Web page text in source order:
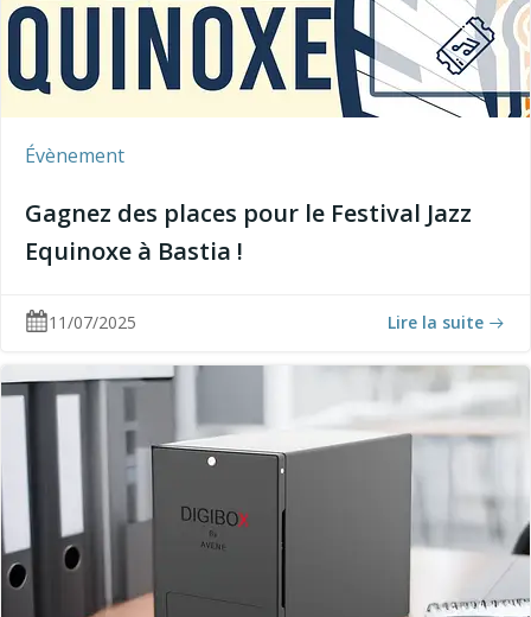
Évènement
Gagnez des places pour le Festival Jazz
Equinoxe à Bastia !
11/07/2025 Lire la suite